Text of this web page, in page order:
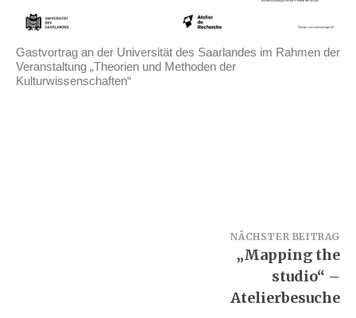
Gastvortrag an der Universität des Saarlandes im Rahmen der
Veranstaltung „Theorien und Methoden der
Kulturwissenschaften“
NÄCHSTER BEITRAG
„Mapping the
studio“ –
Atelierbesuche